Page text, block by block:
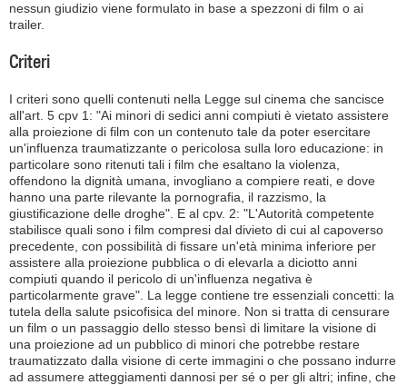
nessun giudizio viene formulato in base a spezzoni di film o ai
trailer.
Criteri
I criteri sono quelli contenuti nella Legge sul cinema che sancisce
all'art. 5 cpv 1: "Ai minori di sedici anni compiuti è vietato assistere
alla proiezione di film con un contenuto tale da poter esercitare
un'influenza traumatizzante o pericolosa sulla loro educazione: in
particolare sono ritenuti tali i film che esaltano la violenza,
offendono la dignità umana, invogliano a compiere reati, e dove
hanno una parte rilevante la pornografia, il razzismo, la
giustificazione delle droghe". E al cpv. 2: "L'Autorità competente
stabilisce quali sono i film compresi dal divieto di cui al capoverso
precedente, con possibilità di fissare un'età minima inferiore per
assistere alla proiezione pubblica o di elevarla a diciotto anni
compiuti quando il pericolo di un'influenza negativa è
particolarmente grave". La legge contiene tre essenziali concetti: la
tutela della salute psicofisica del minore. Non si tratta di censurare
un film o un passaggio dello stesso bensì di limitare la visione di
una proiezione ad un pubblico di minori che potrebbe restare
traumatizzato dalla visione di certe immagini o che possano indurre
ad assumere atteggiamenti dannosi per sé o per gli altri; infine, che